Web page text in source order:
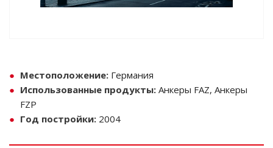
Местоположение: Германия
Использованные продукты: Анкеры FAZ, Анкеры
FZP
Год постройки: 2004